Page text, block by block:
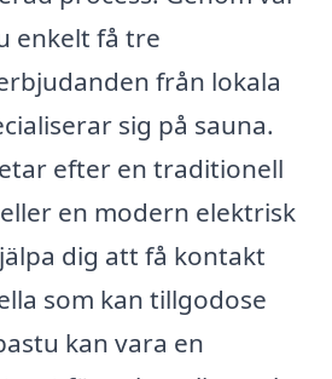
enkelt få tre
från lokala
sig på sauna.
efter en traditionell
en modern elektrisk
dig att få kontakt
som kan tillgodose
kan vara en